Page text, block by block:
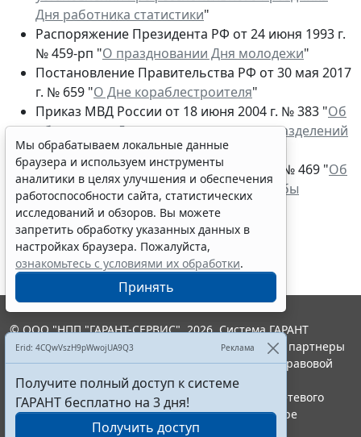
Дня работника статистики"
Распоряжение Президента РФ от 24 июня 1993 г.
№ 459-рп "О праздновании Дня молодежи"
Постановление Правительства РФ от 30 мая 2017
г. № 659 "О Дне кораблестроителя"
Приказ МВД России от 18 июня 2004 г. № 383 "Об
объявлении Дня кинологических подразделений
МВД России"
Приказ ФСИН России от 6 июля 2006 г. № 469 "Об
объявлении Дня кинологической службы
уголовно-исполнительной системы
Мы обрабатываем локальные данные
браузера и используем инструменты
аналитики в целях улучшения и обеспечения
работоспособности сайта, статистических
исследований и обзоров. Вы можете
запретить обработку указанных данных в
настройках браузера. Пожалуйста,
ознакомьтесь с условиями их обработки.
Принять
Erid: 4CQwVszH9pWwojUA9Q3 Реклама
Получите полный доступ к системе
ГАРАНТ бесплатно на 3 дня!
Получить доступ
© ООО "НПП "ГАРАНТ-СЕРВИС", 2026. Система ГАРАНТ
выпускается с 1990 года. Компания "Гарант" и ее партнеры
являются участниками Российской ассоциации правовой
информации ГАРАНТ.
Портал ГАРАНТ.РУ зарегистрирован в качестве сетевого
издания Федеральной службой по надзору в сфере
связи,информационных технологий и массовых